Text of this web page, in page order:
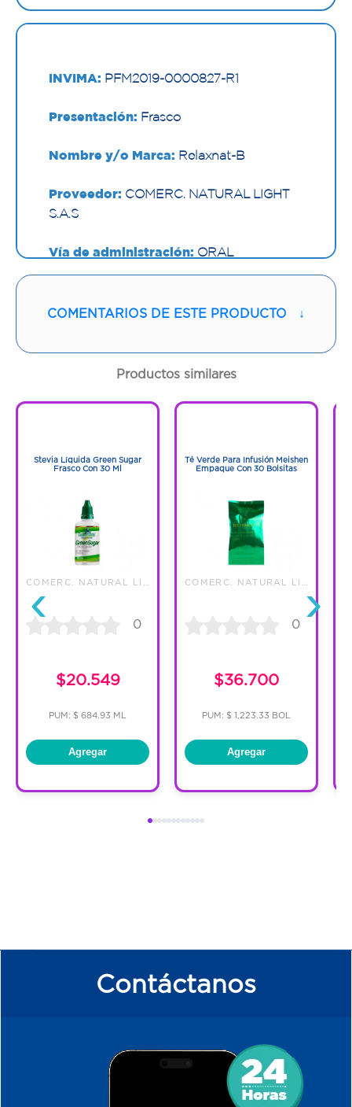
INVIMA: PFM2019-0000827-R1
Presentación: Frasco
Nombre y/o Marca: Relaxnat-B
Proveedor: COMERC. NATURAL LIGHT
S.A.S
Vía de administración: ORAL
1256852
COMENTARIOS DE ESTE PRODUCTO ↓
Productos similares
‹
Stevia Líquida Green Sugar
Frasco Con 30 Ml
0
$20.549
PUM: $ 684.93 ML
Agregar
Té Verde Para Infusión Meishen
Empaque Con 30 Bolsitas
0
$36.700
PUM: $ 1,223.33 BOL
Agregar
›
Contáctanos